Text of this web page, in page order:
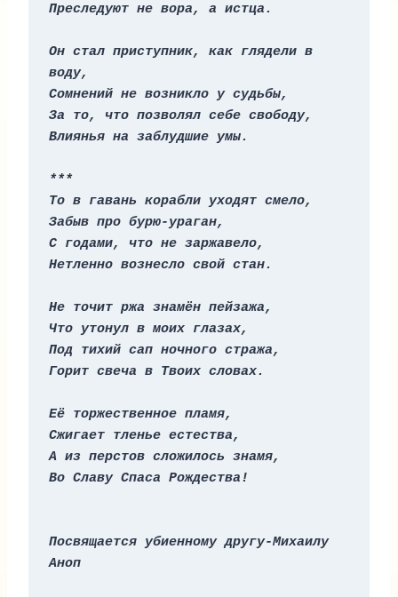
Преследуют не вора, а истца.
Он стал приступник, как глядели в
воду,
Сомнений не возникло у судьбы,
За то, что позволял себе свободу,
Влиянья на заблудшие умы.
***
То в гавань корабли уходят смело,
Забыв про бурю-ураган,
С годами, что не заржавело,
Нетленно вознесло свой стан.
Не точит ржа знамён пейзажа,
Что утонул в моих глазах,
Под тихий сап ночного стража,
Горит свеча в Твоих словах.
Её торжественное пламя,
Сжигает тленье естества,
А из перстов сложилось знамя,
Во Славу Спаса Рождества!
Посвящается убиенному другу-Михаилу
Аноп